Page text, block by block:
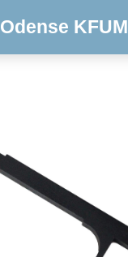
Odense KFUM